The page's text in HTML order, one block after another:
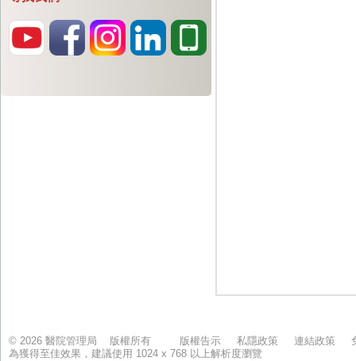
© 2026 醫院管理局 版權所有 版權告示 私隱政策 連結政策
為獲得至佳效果，建議使用 1024 x 768 以上解析度瀏覽